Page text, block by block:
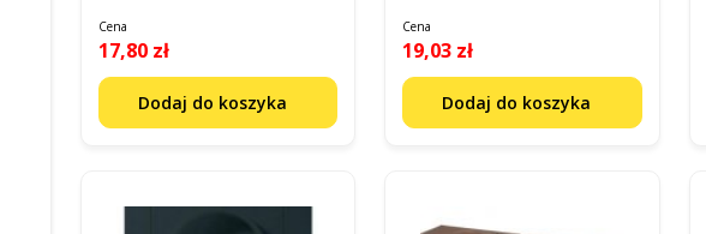
Cena
17,80 zł
Dodaj do koszyka
Cena
19,03 zł
Dodaj do koszyka